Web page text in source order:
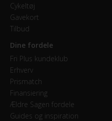
Cykeltøj
Gavekort
Tilbud
Dine fordele
Fri Plus kundeklub
Erhverv
Prismatch
Finansiering
Ældre Sagen fordele
Guides og inspiration